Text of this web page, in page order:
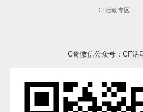
CF活动专区
C哥微信公众号：CF活